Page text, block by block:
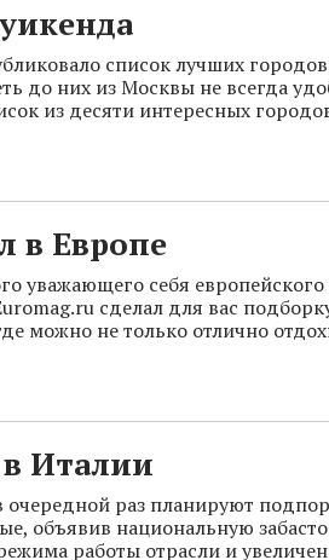
список лучших
до них из Москвы не всегда
из десяти интересных
в Европе
уважающего себя европейского
сделал для вас
можно не только отлично
Италии
раз планируют
объявив национальную
работы отрасли и